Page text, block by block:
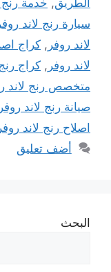
سيارة رنج لاند روفر
لاند روفر , كراج
لاند روفر , كراج
متخصص رنج لاند
صيانة رنج لاند روفر
اصلاح رنج لاند روفر
أضف تعليق
البحث